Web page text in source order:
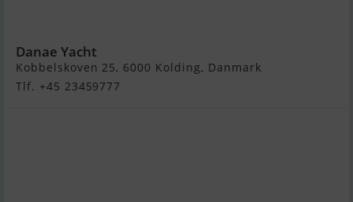
Danae Yacht
Kobbelskoven 25, 6000 Kolding, Danmark
Tlf. +45 23459777